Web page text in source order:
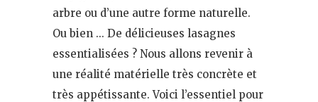
arbre ou d’une autre forme naturelle.
Ou bien … De délicieuses lasagnes
essentialisées ? Nous allons revenir à
une réalité matérielle très concrète et
très appétissante. Voici l’essentiel pour